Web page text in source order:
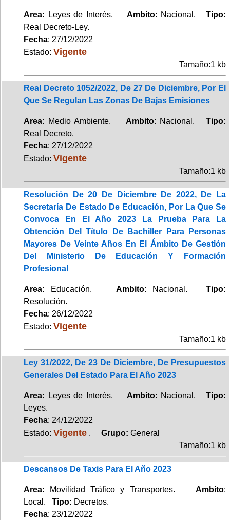
Area: Leyes de Interés.Ambito: Nacional.Tipo:
Real Decreto-Ley.
Fecha: 27/12/2022
Estado: Vigente
Tamaño:1 kb
Real Decreto 1052/2022, De 27 De Diciembre, Por El
Que Se Regulan Las Zonas De Bajas Emisiones
Area: Medio Ambiente. Ambito: Nacional.Tipo:
Real Decreto.
Fecha: 27/12/2022
Estado: Vigente
Tamaño:1 kb
Resolución De 20 De Diciembre De 2022, De La
Secretaría De Estado De Educación, Por La Que Se
Convoca En El Año 2023 La Prueba Para La
Obtención Del Título De Bachiller Para Personas
Mayores De Veinte Años En El Ámbito De Gestión
Del Ministerio De Educación Y Formación
Profesional
Area: Educación.Ambito: Nacional.Tipo:
Resolución.
Fecha: 26/12/2022
Estado: Vigente
Tamaño:1 kb
Ley 31/2022, De 23 De Diciembre, De Presupuestos
Generales Del Estado Para El Año 2023
Area: Leyes de Interés. Ambito: Nacional.Tipo:
Leyes.
Fecha: 24/12/2022
Estado: Vigente . Grupo: General
Tamaño:1 kb
Descansos De Taxis Para El Año 2023
Area: Movilidad Tráfico y Transportes. Ambito:
Local. Tipo: Decretos.
Fecha: 23/12/2022